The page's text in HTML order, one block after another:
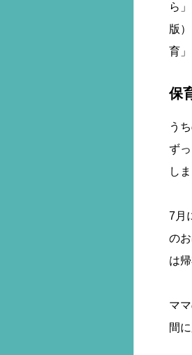
ら
版
育
保
う
ず
し
7月
の
は
マ
間